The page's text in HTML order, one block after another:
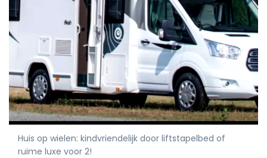
Huis op wielen: kindvriendelijk door liftstapelbed of
ruime luxe voor 2!